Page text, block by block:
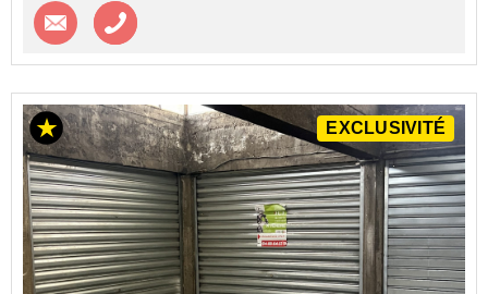
Contacter l'agence
EXCLUSIVITÉ